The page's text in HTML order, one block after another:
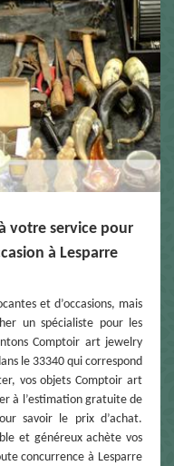
votre service pour
à Lesparre
et d’occasions, mais
un spécialiste pour les
Comptoir art jewelry
le 33340 qui correspond
vos objets Comptoir art
à l’estimation gratuite de
savoir le prix d’achat.
et généreux achète vos
concurrence à Lesparre